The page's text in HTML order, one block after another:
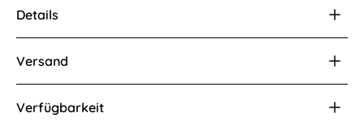
Details
Die wilde Oberflächen Struktur ist ein Ergebnis der
gerlisto® Metall Technik. Das Kunstwerk ist durch ein
manuelles Nasslack Verfahren transparent eingefärbt
Versand
gewährleisten den sicheren und reibungslosen
Verfügbarkeit